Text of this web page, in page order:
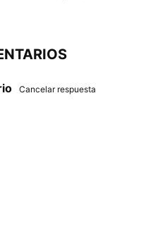
Cancelar respuesta